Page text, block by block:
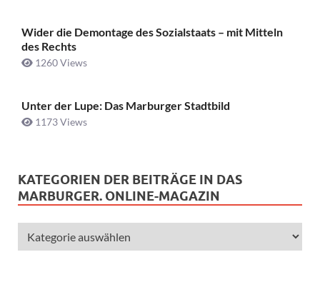
Wider die Demontage des Sozialstaats – mit Mitteln
des Rechts
1260 Views
Unter der Lupe: Das Marburger Stadtbild
1173 Views
KATEGORIEN DER BEITRÄGE IN DAS
MARBURGER. ONLINE-MAGAZIN